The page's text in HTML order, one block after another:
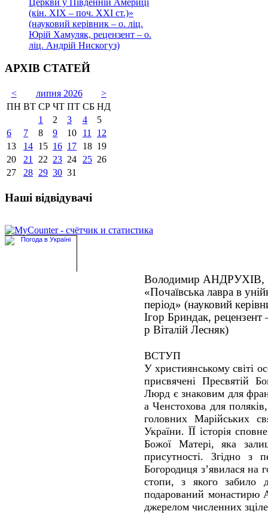
(кін. ХІХ – поч. ХХІ ст.)»
(науковий керівник – о. ліц.
Юрій Хамуляк, рецензент – о.
ліц. Андрій Нискогуз)
АРХІВ СТАТЕЙ
< липня 2026
>
ПН ВТ СР ЧТ ПТ СБ НД
1
2 3 4
5
6
7 8 9 10 11
12
13
14 15 16 17 18 19
20
21 22 23 24 25 26
27
28 29 30 31
Наші відвідувачі
Володимир АНДРУХІВ,
«Почаївська лавра в
період» (науковий
Ігор Бриндак, рецензент
р Віталій Лесняк)
ВСТУП
У християнському світі
присвячені Пресвятій
Люрд є знаковим для
а Ченстохова для
головних Марійських
України. ЇЇ історія
Божої Матері, яка
присутності. Згідно з
Богородиця з’явилася на
стопи, з якого забило
подарований монастирю
джерелом численних